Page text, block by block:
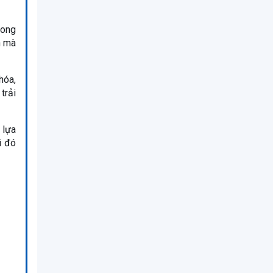
mà
trải
lựa
đó